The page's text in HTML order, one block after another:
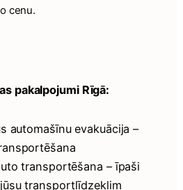
cenu.
pakalpojumi Rīgā:
automašīnu evakuācija –
transportēšana – īpaši
transportlīdzeklim